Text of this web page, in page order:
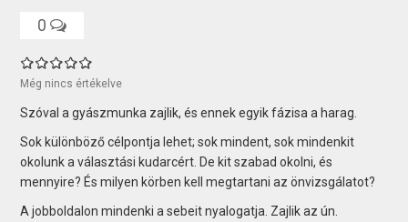
0
Még nincs értékelve
Szóval a gyászmunka zajlik, és ennek egyik fázisa a harag.
Sok különböző célpontja lehet; sok mindent, sok mindenkit
okolunk a választási kudarcért. De kit szabad okolni, és
mennyire? És milyen körben kell megtartani az önvizsgálatot?
A jobboldalon mindenki a sebeit nyalogatja. Zajlik az ún.